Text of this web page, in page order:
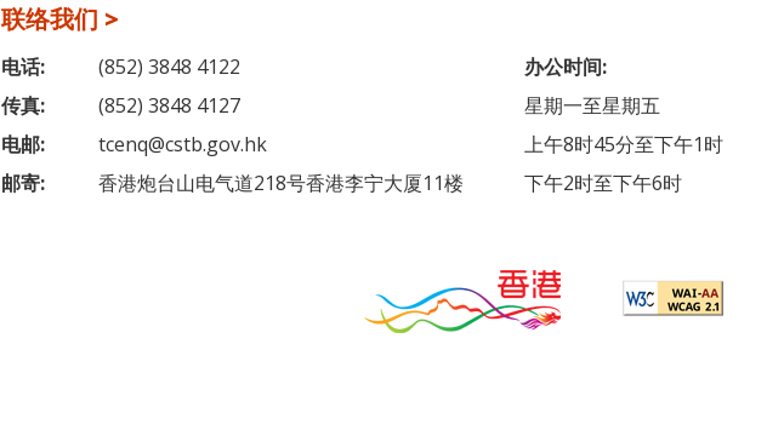
联络我们 >
电话:
(852) 3848 4122
传真:
(852) 3848 4127
电邮:
tcenq@cstb.gov.hk
邮寄:
香港炮台山电气道218号香港李宁大厦11楼
办公时间:
星期一至星期五
上午8时45分至下午1时
下午2时至下午6时